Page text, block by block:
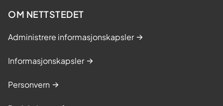
OM NETTSTEDET
Administrere informasjonskapsler
Informasjonskapsler
Personvern